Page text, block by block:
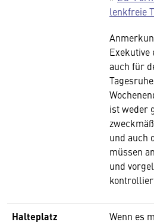
lenkfreie
Exekutive
auch für
ist weder
und auch
müssen
und
Halteplatz
Wenn es